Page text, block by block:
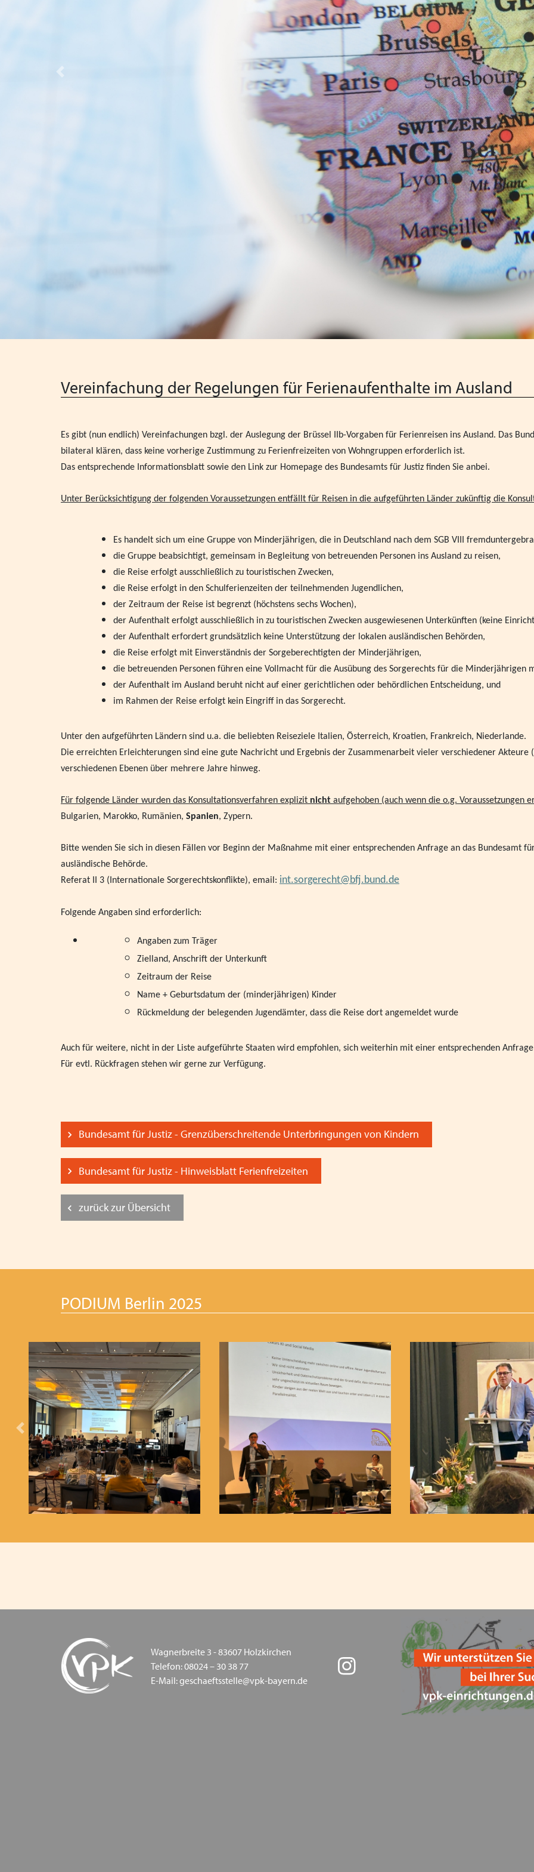
Verabschiedung unserer
VPK Seminar
für Arbeitsrecht
Menschliche Nähe trifft
Kinder- und Jugendhilfe
Heimleiter*innentreffen
Mitgliederversammlung
Urlaub und Ferien im EU
Positionspapier zur
Stellenausschreibung
Wir wünschen schöne
Schutzauftrag -
Gesetz zur
Kabinettsentwurf IKHG
Bayern 2024
Heimleiter*innentreffen
PODIUM 2024 + VPK
Mitgliederversammlung des
am 13.03.2024 in Augsburg
VPK Politikfrühstück im
"Schieb den Gedanken
weg!" Kampagnen vom
Kinder in Deutschland
Heimleiter*innentreffen in
wert! Aufruf der
Einladung
Save the Date -
kann sie gelingen?" des
VPK Bayern fordert
Einrichtungsbezogene
16.03.2022!
Corona in Bayern - Was
Kind sein in Zeiten von
Oberbayern und
Coronavirus - die
Fortbildung zum Thema
Referentin Frau Silke
Fortbildung Arbeitsschutz
Vereinfachung der Regelungen für Ferienaufenthalte im Ausland
Es gibt (nun endlich) Vereinfachungen bzgl. der Auslegung der Brüssel IIb-Vorgaben für Ferienreisen ins Ausland. Das
bilateral klären, dass keine vorherige Zustimmung zu Ferienfreizeiten von Wohngruppen erforderlich ist.
Das entsprechende Informationsblatt sowie den Link zur Homepage des Bundesamts für Justiz finden Sie anbei.
Unter Berücksichtigung der folgenden Voraussetzungen entfällt für Reisen in die aufgeführten Länder zukünftig die
Es handelt sich um eine Gruppe von Minderjährigen, die in Deutschland nach dem SGB VIII
die Gruppe beabsichtigt, gemeinsam in Begleitung von betreuenden Personen ins Ausland zu reisen,
die Reise erfolgt ausschließlich zu touristischen Zwecken,
die Reise erfolgt in den Schulferienzeiten der teilnehmenden Jugendlichen,
der Zeitraum der Reise ist begrenzt (höchstens sechs Wochen),
der Aufenthalt erfolgt ausschließlich in zu touristischen Zwecken ausgewiesenen Unterkünften (keine
der Aufenthalt erfordert grundsätzlich keine Unterstützung der lokalen ausländischen Behörden,
die Reise erfolgt mit Einverständnis der Sorgeberechtigten der Minderjährigen,
die betreuenden Personen führen eine Vollmacht für die Ausübung des Sorgerechts für die Minderjährigen
der Aufenthalt im Ausland beruht nicht auf einer gerichtlichen oder behördlichen Entscheidung, und
im Rahmen der Reise erfolgt kein Eingriff in das Sorgerecht.
Unter den aufgeführten Ländern sind u.a. die beliebten Reiseziele Italien, Österreich, Kroatien, Frankreich, Niederlande.
Die erreichten Erleichterungen sind eine gute Nachricht und Ergebnis der Zusammenarbeit vieler verschiedener Akteure
verschiedenen Ebenen über mehrere Jahre hinweg.
Für folgende Länder wurden das Konsultationsverfahren explizit nicht aufgehoben (auch wenn die o.g. Voraussetzungen
Bulgarien, Marokko, Rumänien, Spanien, Zypern.
Bitte wenden Sie sich in diesen Fällen vor Beginn der Maßnahme mit einer entsprechenden Anfrage an das Bundesamt
ausländische Behörde.
Referat II 3 (Internationale Sorgerechtskonflikte), email: int.sorgerecht@bfj.bund.de
Folgende Angaben sind erforderlich:
Angaben zum Träger
Zielland, Anschrift der Unterkunft
Zeitraum der Reise
Name + Geburtsdatum der (minderjährigen) Kinder
Rückmeldung der belegenden Jugendämter, dass die Reise dort angemeldet wurde
Auch für weitere, nicht in der Liste aufgeführte Staaten wird empfohlen, sich weiterhin mit einer entsprechenden Anfrage
Für evtl. Rückfragen stehen wir gerne zur Verfügung.
Bundesamt für Justiz - Grenzüberschreitende Unterbringungen von Kindern
Bundesamt für Justiz - Hinweisblatt Ferienfreizeiten
zurück zur Übersicht
PODIUM Berlin 2025
Zurück
Wagnerbreite 3 - 83607 Holzkirchen
Telefon: 08024 – 30 38 77
E-Mail: geschaeftsstelle@vpk-bayern.de